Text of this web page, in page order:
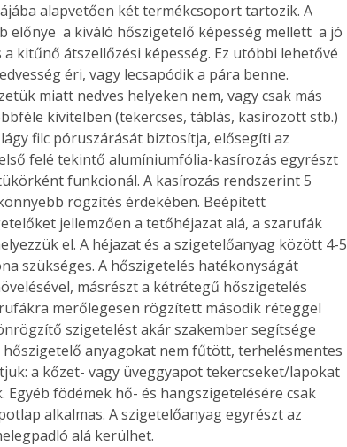
alapvetően két termékcsoport tartozik. A
 a kiváló hőszigetelő képesség mellett  a jó
kitűnő átszellőzési képesség. Ez utóbbi lehetővé
éri, vagy lecsapódik a pára benne.
miatt nedves helyeken nem, vagy csak más
kivitelben (tekercses, táblás, kasírozott stb.)
filc póruszárását biztosítja, elősegíti az
felé tekintő alumíniumfólia-kasírozás egyrészt
funkcionál. A kasírozás rendszerint 5
rögzítés érdekében. Beépített
jellemzően a tetőhéjazat alá, a szarufák
el. A héjazat és a szigetelőanyag között 4-5
szükséges. A hőszigetelés hatékonyságát
másrészt a kétrétegű hőszigetelés
merőlegesen rögzített második réteggel
szigetelést akár szakember segítsége
anyagokat nem fűtött, terhelésmentes
a kőzet- vagy üveggyapot tekercseket/lapokat
födémek hő- és hangszigetelésére csak
alkalmas. A szigetelőanyag egyrészt az
alá kerülhet.